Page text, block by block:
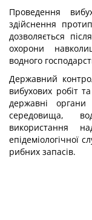
Проведення
здійснення
дозволяється
охорони
водного
Державний
вибухових робіт
державні
середовища,
використання
епідеміологічної
рибних запасів.